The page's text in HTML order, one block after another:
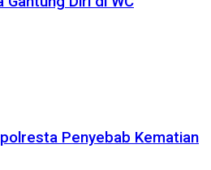
Penyebab Kematian